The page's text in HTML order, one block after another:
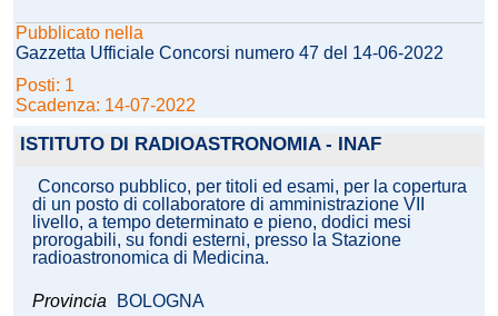
Pubblicato nella
Gazzetta Ufficiale Concorsi numero 47 del 14-06-2022
Posti: 1
Scadenza: 14-07-2022
ISTITUTO DI RADIOASTRONOMIA - INAF
Concorso pubblico, per titoli ed esami, per la copertura
di un posto di collaboratore di amministrazione VII
livello, a tempo determinato e pieno, dodici mesi
prorogabili, su fondi esterni, presso la Stazione
radioastronomica di Medicina.
Provincia BOLOGNA